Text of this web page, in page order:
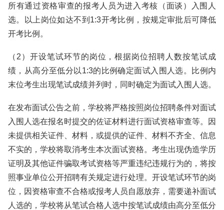
所有通过资格审查的报考人员为进入考核（面谈）入围人
选。以上岗位如达不到1:3开考比例，按规定审批后可降低
开考比例。
（2）开设笔试环节的岗位，根据岗位招聘人数按笔试成
绩，从高分至低分以1:3的比例确定面试入围人选。比例内
末位考生出现笔试成绩并列时，同时确定为面试入围人选。
在发布面试公告之前，学校将严格按照岗位招聘条件对面试
入围人选在报名时提交的佐证材料进行面试资格审查等。因
未提供相关证件、材料，或提供的证件、材料不齐全、信息
不实的，学校将取消考生本次面试资格。考生出现伪造学历
证明及其他证件骗取考试资格等严重违纪违规行为的，将按
照事业单位公开招聘有关规定进行处理。开设笔试环节的岗
位，因资格审查不合格或报考人员自愿放弃，需要递补面试
人选的，学校将从笔试合格人选中按笔试成绩由高分至低分